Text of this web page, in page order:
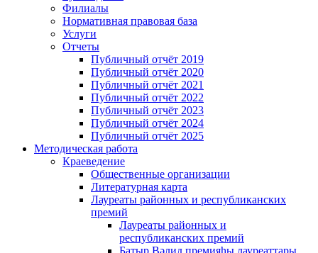
Филиалы
Нормативная правовая база
Услуги
Отчеты
Публичный отчёт 2019
Публичный отчёт 2020
Публичный отчёт 2021
Публичный отчёт 2022
Публичный отчёт 2023
Публичный отчёт 2024
Публичный отчёт 2025
Методическая работа
Краеведение
Общественные организации
Литературная карта
Лауреаты районных и республиканских
премий
Лауреаты районных и
республиканских премий
Батыр Вәлид премияһы лауреаттары